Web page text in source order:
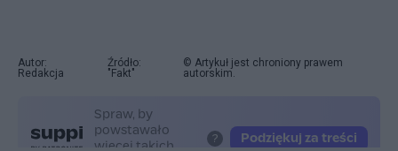
Autor:
Redakcja
Źródło:
"Fakt"
© Artykuł jest chroniony prawem
autorskim.